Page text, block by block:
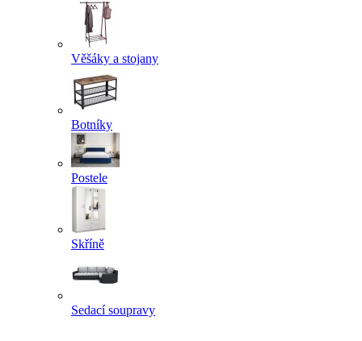
Věšáky a stojany
Botníky
Postele
Skříně
Sedací soupravy